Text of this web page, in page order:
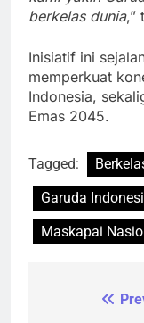
berkelas dunia,”
Inisiatif ini
memperkuat
Indonesia,
Emas 2045.
Tagged:
Garuda
Maskapai
Navigasi